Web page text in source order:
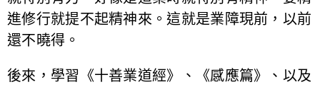
進修行就提不起精神來。這就是業障現前，以前
還不曉得。
後來，學習《十善業道經》、《感應篇》、以及